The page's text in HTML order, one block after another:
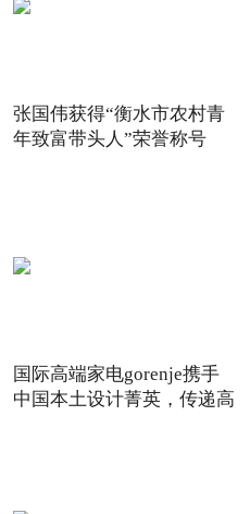
张国伟获得“衡水市农村青
年致富带头人”荣誉称号
国际高端家电gorenje携手
中国本土设计菁英，传递高